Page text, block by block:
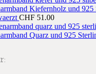
Kiefernholz und 925
CHF 51.00
Quarz und 925